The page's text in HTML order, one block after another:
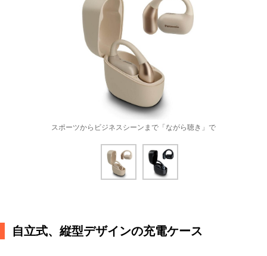
スポーツからビジネスシーンまで「ながら聴き」で
自立式、縦型デザインの充電ケース